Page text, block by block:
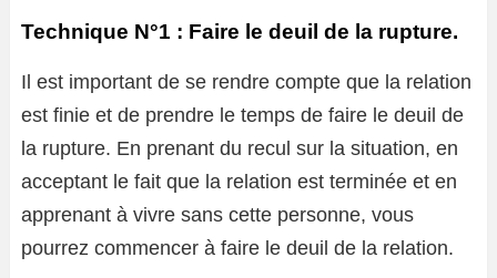
Technique N°1 : Faire le deuil de la rupture.
Il est important de se rendre compte que la relation
est finie et de prendre le temps de faire le deuil de
la rupture. En prenant du recul sur la situation, en
acceptant le fait que la relation est terminée et en
apprenant à vivre sans cette personne, vous
pourrez commencer à faire le deuil de la relation.